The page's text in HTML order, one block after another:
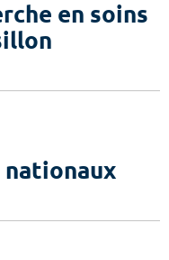
en soins
nationaux